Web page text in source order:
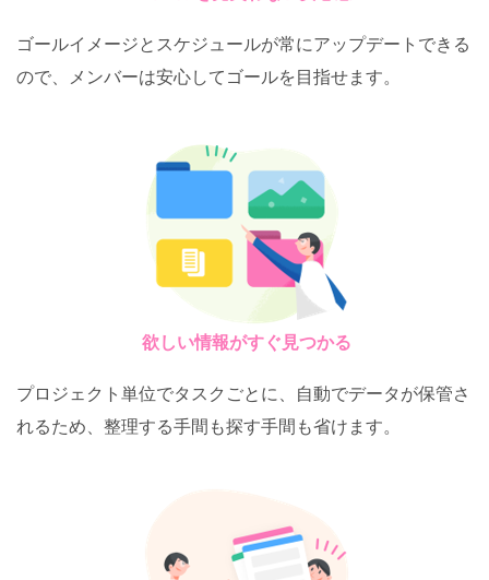
ゴールイメージとスケジュールが常にアップデートできる
ので、メンバーは安心してゴールを目指せます。
欲しい情報がすぐ見つかる
プロジェクト単位でタスクごとに、自動でデータが保管さ
れるため、整理する手間も探す手間も省けます。